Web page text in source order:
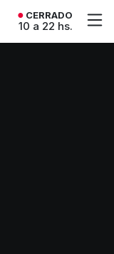
CERRADO
10 a 22 hs.